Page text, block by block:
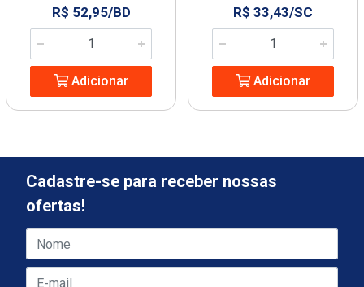
R$ 52,95/BD
Adicionar
R$ 33,43/SC
Adicionar
Cadastre-se para receber nossas
ofertas!